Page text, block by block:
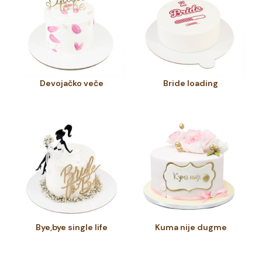
Devojačko veče Bride loading
Bye,bye single life Kuma nije dugme